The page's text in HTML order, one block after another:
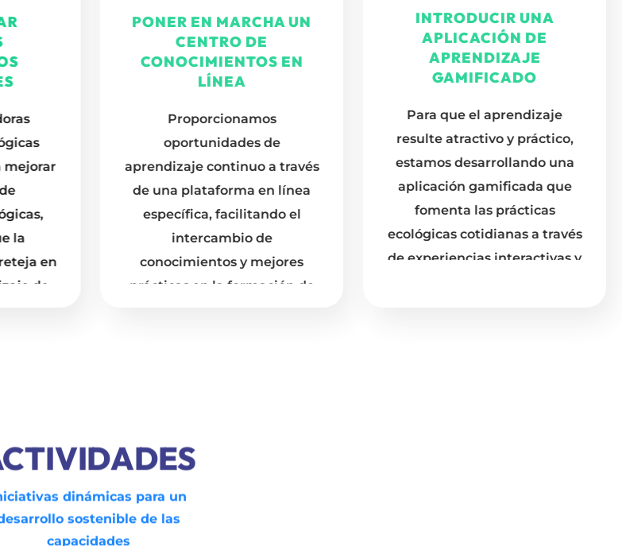
la
en
de
LÍNEA
Proporcionamos
oportunidades de
aprendizaje continuo a través
de una plataforma en línea
específica, facilitando el
intercambio de
conocimientos y mejores
prácticas en la formación de
competencias ecológicas.
APRENDIZAJE
GAMIFICADO
Para que el aprendizaje
estamos desarrollando una
aplicación gamificada que
fomenta las prácticas
ecológicas cotidianas a través
de experiencias interactivas y
envolventes.
dinámicas para un
sostenible de las
capacidades